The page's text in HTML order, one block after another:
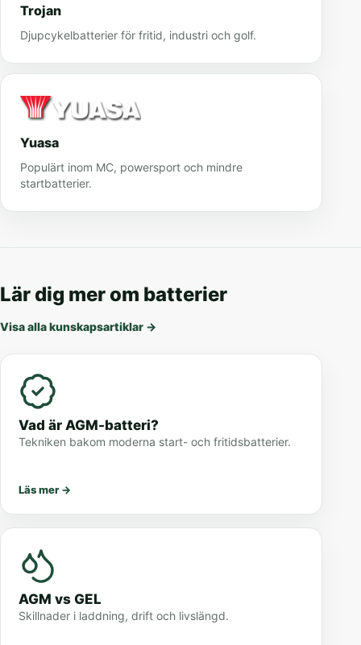
Trojan
Djupcykelbatterier för fritid, industri och golf.
Yuasa
Populärt inom MC, powersport och mindre
startbatterier.
Lär dig mer om batterier
Visa alla kunskapsartiklar →
Vad är AGM-batteri?
Tekniken bakom moderna start- och fritidsbatterier.
Läs mer→
AGM vs GEL
Skillnader i laddning, drift och livslängd.